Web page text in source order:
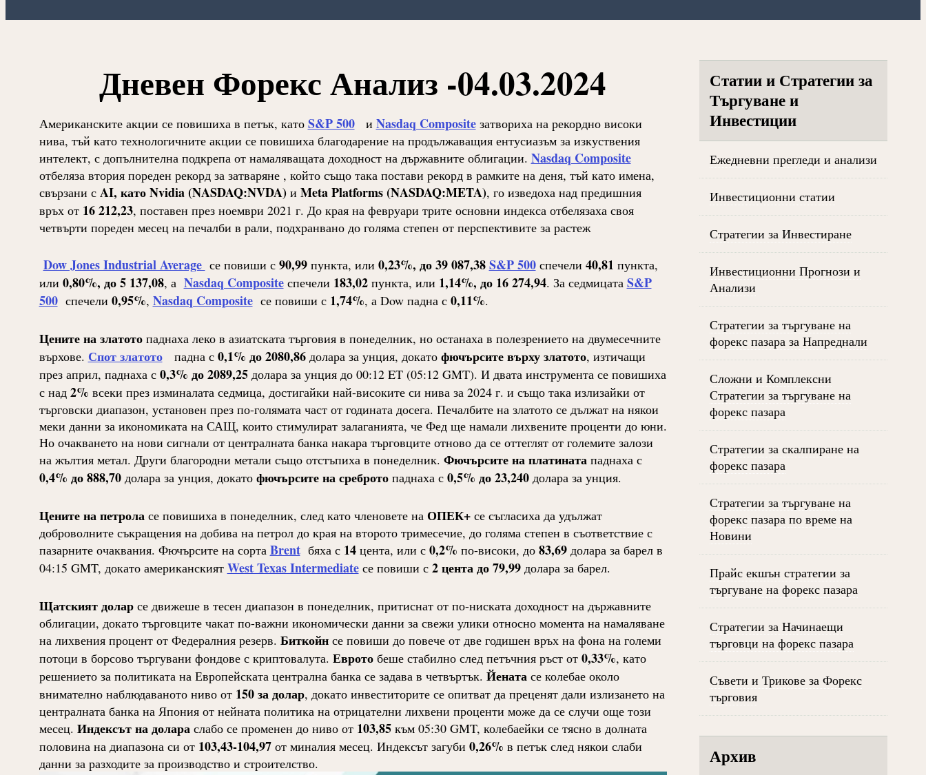
Дневен Форекс Анализ -04.03.2024
Американските акции се повишиха в петък, като S&P 500и Nasdaq Compositeзатвориха на рекордно високи
нива, тъй като технологичните акции се повишиха благодарение на продължаващия ентусиазъм за изкуствения
интелект, с допълнителна подкрепа от намаляващата доходност на държавните облигации. Nasdaq Composite
отбеляза втория пореден рекорд за затваряне , който също така постави рекорд в рамките на деня, тъй като имена,
свързани с AI, като Nvidia (NASDAQ:NVDA)и Meta Platforms (NASDAQ:META), го изведоха над предишния
връх от16 212,23, поставен през ноември 2021 г. До края на февруари трите основни индекса отбелязаха своя
четвърти пореден месец на печалби в рали, подхранвано до голяма степен от перспективите за растеж
Dow Jones Industrial Average се повиши с 90,99пункта, или 0,23%, до 39 087,38 S&P 500спечели 40,81 пункта,
или 0,80%, до 5 137,08, а Nasdaq Compositeспечели 183,02пункта, или 1,14%, до 16 274,94. За седмицата S&P
500спечели 0,95%, Nasdaq Compositeсе повиши с 1,74%, а Dow падна с 0,11%.
Цените на златотопаднаха леко в азиатската търговия в понеделник, но останаха в полезрението на двумесечните
върхове. Спот златотопадна с 0,1% до 2080,86долара за унция, докатофючърсите върху златото, изтичащи
през април, паднаха с0,3% до 2089,25долара за унция до 00:12 ET (05:12 GMT). И двата инструмента се повишиха
с над2% всеки през изминалата седмица, достигайки най-високите си нива за 2024 г. и също така излизайки от
търговски диапазон, установен през по-голямата част от годината досега. Печалбите на златото се дължат на някои
меки данни за икономиката на САЩ, които стимулират залаганията, че Фед ще намали лихвените проценти до юни.
Но очакването на нови сигнали от централната банка накара търговците отново да се оттеглят от големите залози
на жълтия метал. Други благородни метали също отстъпиха в понеделник. Фючърсите на платинатападнаха с
0,4% до 888,70долара за унция, докатофючърсите на сребротопаднаха с 0,5% до 23,240долара за унция.
Цените на петроласе повишиха в понеделник, след като членовете наОПЕК+се съгласиха да удължат
доброволните съкращения на добива на петрол до края на второто тримесечие, до голяма степен в съответствие с
пазарните очаквания. Фючърсите на сорта Brentбяха с 14цента, или с 0,2% по-високи, до 83,69долара за барел в
04:15 GMT, докато американският West Texas Intermediateсе повиши с 2 цента до 79,99долара за барел.
Щатският доларсе движеше в тесен диапазон в понеделник, притиснат от по-ниската доходност на държавните
облигации, докато търговците чакат по-важни икономически данни за свежи улики относно момента на намаляване
на лихвения процент от Федералния резерв. Биткойнсе повиши до повече от две годишен връх на фона на големи
потоци в борсово търгувани фондове с криптовалута. Евротобеше стабилно след петъчния ръст от 0,33%, като
решението за политиката на Европейската централна банка се задава в четвъртък. Йенатасе колебае около
внимателно наблюдаваното ниво от 150 за долар, докато инвеститорите се опитват да преценят дали излизането на
централната банка на Япония от нейната политика на отрицателни лихвени проценти може да се случи още този
месец. Индексът на долараслабо се променен до ниво от 103,85към 05:30 GMT, колебаейки се тясно в долната
половина на диапазона си от 103,43-104,97от миналия месец. Индексът загуби 0,26% в петък след някои слаби
данни за разходите за производство и строителство.
Статии и Стратегии за
Търгуване и
Инвестиции
Ежедневни прегледи и анализи
Инвестиционни статии
Стратегии за Инвестиране
Инвестиционни Прогнози и
Анализи
Стратегии за търгуване на
форекс пазара за Напреднали
Сложни и Комплексни
Стратегии за търгуване на
форекс пазара
Стратегии за скалпиране на
форекс пазара
Стратегии за търгуване на
форекс пазара по време на
Новини
Прайс екшън стратегии за
търгуване на форекс пазара
Стратегии за Начинаещи
търговци на форекс пазара
Съвети и Трикове за Форекс
търговия
Архив